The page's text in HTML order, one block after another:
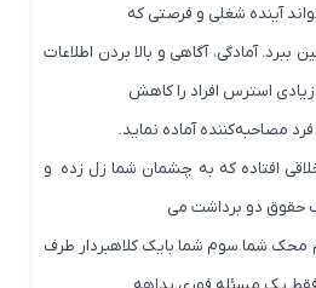
شغلی و فرصتی که
آمادگی، آگاهی و بالا بردن اطلاعات
استرس افراد را کاهش
آماده نماید.
افتاده که به چشمان شما زل زده‌ و
شما سوم شما بایک کلاهبردار طرف